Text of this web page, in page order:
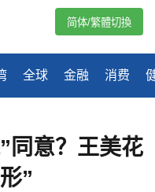
全球 金融 消费
简体/繁體切換
同意？王美花
”